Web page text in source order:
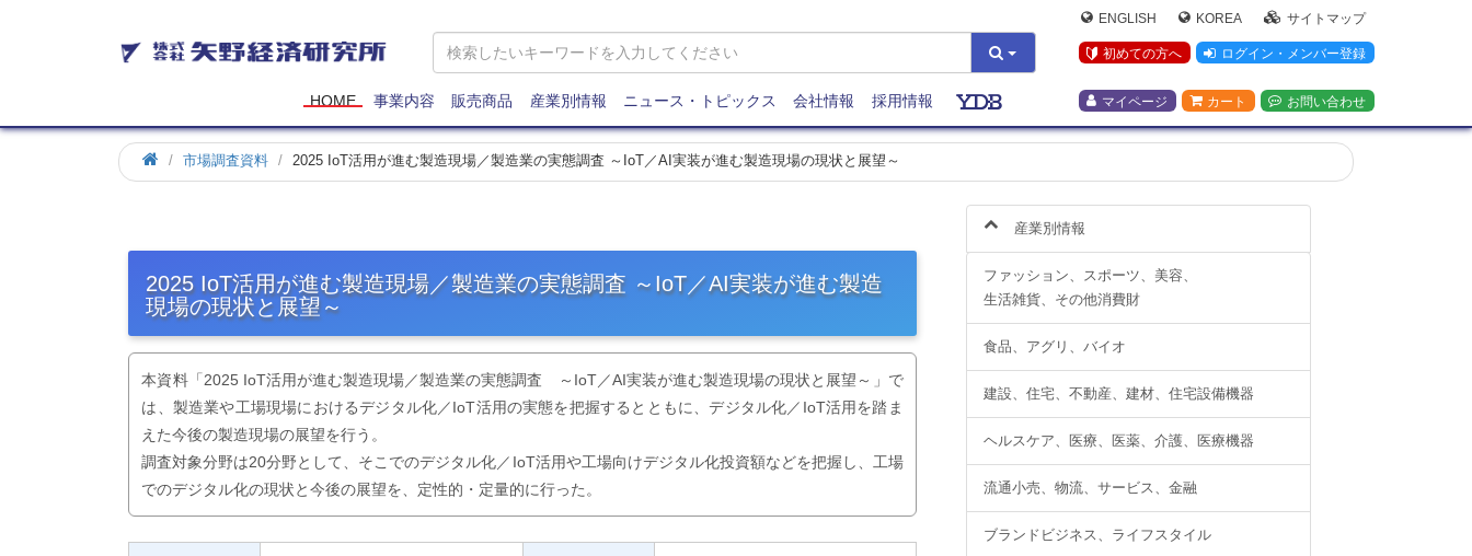
矢
野
研
究
所
ENGLISH KOREA サイトマップ
初めての方へ ログイン・メンバー登録
マイページ カート お問い合わせ
HOME 事業内容 販売商品 産業別情報 ニュース・トピックス 会社情報 採用情報
市場調査資料 2025 IoT活用が進む製造現場／製造業の実態調査 ～IoT／AI実装が進む製造現場の現状と展望～
2025 IoT活用が進む製造現場／製造業の実態調査 ～IoT／AI実装が進む製造
現場の現状と展望～
本資料「2025 IoT活用が進む製造現場／製造業の実態調査 ～IoT／AI実装が進む製造現場の現状と展望～」で
は、製造業や工場現場におけるデジタル化／IoT活用の実態を把握するとともに、デジタル化／IoT活用を踏ま
えた今後の製造現場の展望を行う。
調査対象分野は20分野として、そこでのデジタル化／IoT活用や工場向けデジタル化投資額などを把握し、工場
でのデジタル化の現状と今後の展望を、定性的・定量的に行った。
産業別情報
ファッション、スポーツ、美容、
生活雑貨、その他消費財
食品、アグリ、バイオ
建設、住宅、不動産、建材、住宅設備機器
ヘルスケア、医療、医薬、介護、医療機器
流通小売、物流、サービス、金融
ブランドビジネス、ライフスタイル